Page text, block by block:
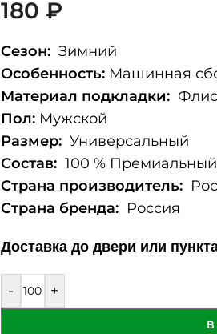
180 ₽
Сезон:Зимний
Особенность:Машинная
Материал подкладки:Флис
Пол:Мужской
Размер:Универсальный
Состав:100 %
Страна производитель:
Страна бренда:Россия
Доставка до двери или
- +
В